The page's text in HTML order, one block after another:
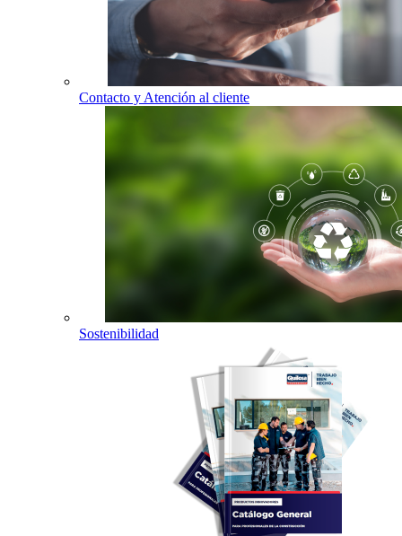
Contacto y Atención al cliente
Sostenibilidad